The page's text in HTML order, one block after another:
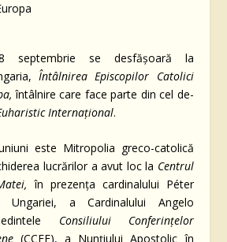
septembrie se desfășoară la
Întâlnirea Episcopilor Catolici
întâlnire care face parte din cel de-
Internațional.
este Mitropolia greco-catolică
lucrărilor a avut loc la Centrul
în prezența cardinalului Péter
a Cardinalului Angelo
Consiliului Conferințelor
(CCEE), a Nunțiului Apostolic în